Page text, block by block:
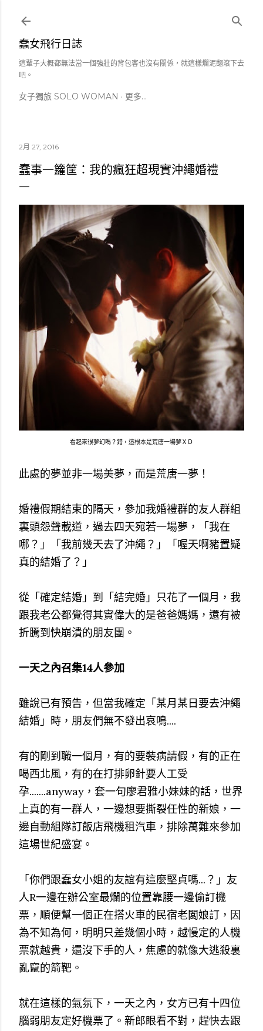
蠢女飛行日誌
這輩子大概都無法當一個強壯的背包客也沒有關係，就這樣爛泥翻滾下去
吧。
女子獨旅 SOLO WOMAN 更多…
2月 27, 2016
蠢事一籮筐：我的瘋狂超現實沖繩婚禮
看起來很夢幻嗎？錯，這根本是荒唐一場夢ＸＤ
此處的夢並非一場美夢，而是荒唐一夢！
婚禮假期結束的隔天，參加我婚禮群的友人群組
裏頭怨聲載道，過去四天宛若一場夢，「我在
哪？」「我前幾天去了沖繩？」「喔天啊豬置疑
真的結婚了？」
從「確定結婚」到「結完婚」只花了一個月，我
跟我老公都覺得其實偉大的是爸爸媽媽，還有被
折騰到快崩潰的朋友團。
一天之內召集14人參加
雖說已有預告，但當我確定「某月某日要去沖繩
結婚」時，朋友們無不發出哀鳴....
有的剛到職一個月，有的要裝病請假，有的正在
喝西北風，有的在打排卵針要人工受
孕.......anyway，套一句廖君雅小妹妹的話，世界
上真的有一群人，一邊想要撕裂任性的新娘，一
邊自動組隊訂飯店飛機租汽車，排除萬難來參加
這場世紀盛宴。
「你們跟蠢女小姐的友誼有這麼堅貞嗎...？」友
人R一邊在辦公室最爛的位置靠腰一邊偷訂機
票，順便幫一個正在搭火車的民宿老闆娘訂，因
為不知為何，明明只差幾個小時，越慢定的人機
票就越貴，還沒下手的人，焦慮的就像大逃殺裏
亂竄的箭靶。
就在這樣的氣氛下，一天之內，女方已有十四位
腦弱朋友定好機票了。新郎眼看不對，趕快去跟